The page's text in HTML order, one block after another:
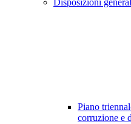
Disposizioni
Piano
corruzione e